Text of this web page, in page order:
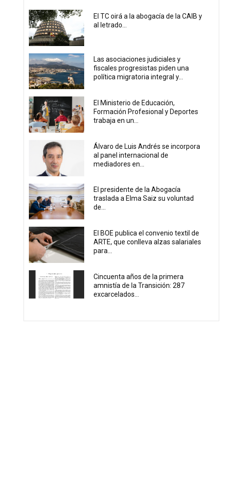
El TC oirá a la abogacía de la CAIB y
al letrado...
Las asociaciones judiciales y
fiscales progresistas piden una
política migratoria integral y...
El Ministerio de Educación,
Formación Profesional y Deportes
trabaja en un...
Álvaro de Luis Andrés se incorpora
al panel internacional de
mediadores en...
El presidente de la Abogacía
traslada a Elma Saiz su voluntad
de...
El BOE publica el convenio textil de
ARTE, que conlleva alzas salariales
para...
Cincuenta años de la primera
amnistía de la Transición: 287
excarcelados...